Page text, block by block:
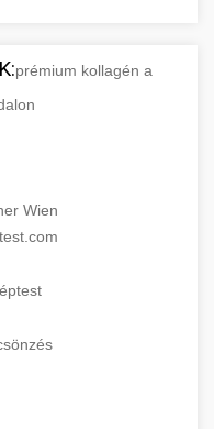
prémium kollagén a
Wien